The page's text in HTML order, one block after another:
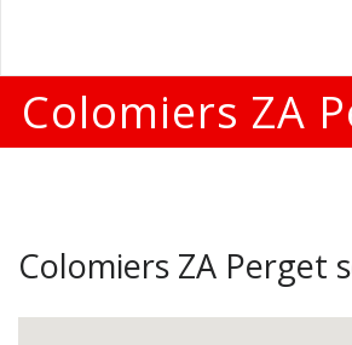
Colomiers ZA
Colomiers ZA Perget